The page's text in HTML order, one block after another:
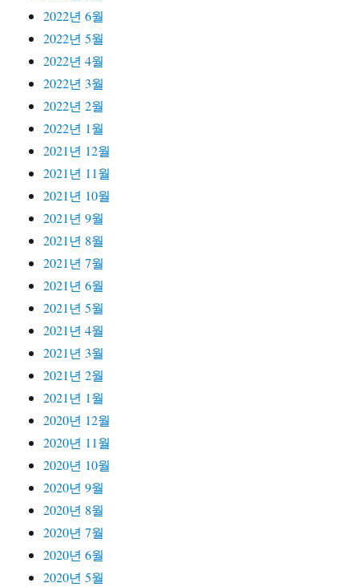
2022년 6월
2022년 5월
2022년 4월
2022년 3월
2022년 2월
2022년 1월
2021년 12월
2021년 11월
2021년 10월
2021년 9월
2021년 8월
2021년 7월
2021년 6월
2021년 5월
2021년 4월
2021년 3월
2021년 2월
2021년 1월
2020년 12월
2020년 11월
2020년 10월
2020년 9월
2020년 8월
2020년 7월
2020년 6월
2020년 5월